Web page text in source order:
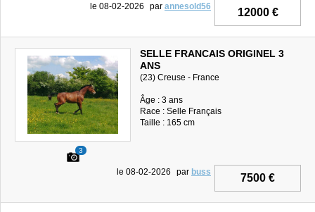
12000 €
le 08-02-2026 par annesold56
3
SELLE FRANCAIS ORIGINEL 3
ANS
(23) Creuse - France
Âge : 3 ans
Race : Selle Français
Taille : 165 cm
7500 €
le 08-02-2026 par buss